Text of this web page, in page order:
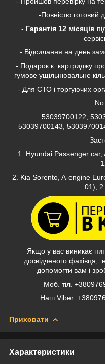
-Повністю готовий
- Гарантія 12 місяців
- Відсилання на день
- Подарок к картриджу
гумове ущільнювальне
- Для СТО і торгуючих
No
53039700122,
53039700143,
1. Hyundai Passenger
2. Kia Sorento, A-engine
01),
Якщо у вас виникає
досвідченого фахівця,
допомогти вам і
Моб. тіл.
Наш Viber:
Приховати
Характеристики